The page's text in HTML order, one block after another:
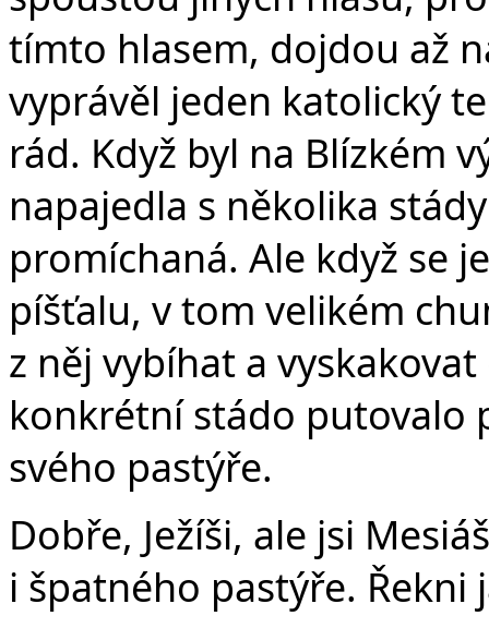
tímto hlasem, dojdou až
vyprávěl jeden katolický
rád. Když byl na Blízkém
napajedla s několika
promíchaná. Ale když se
píšťalu, v tom velikém
z něj vybíhat a
konkrétní stádo putovalo
svého pastýře.
Dobře, Ježíši, ale jsi
i špatného pastýře. Řekni